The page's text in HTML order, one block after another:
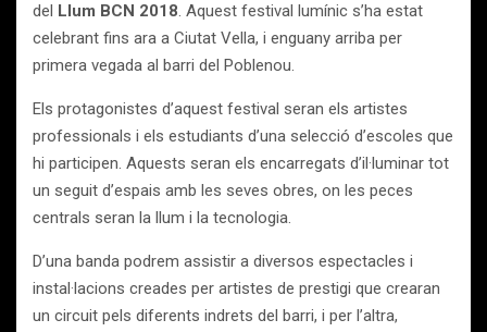
del Llum BCN 2018. Aquest festival lumínic s’ha estat
celebrant fins ara a Ciutat Vella, i enguany arriba per
primera vegada al barri del Poblenou.
Els protagonistes d’aquest festival seran els artistes
professionals i els estudiants d’una selecció d’escoles que
hi participen. Aquests seran els encarregats d’il·luminar tot
un seguit d’espais amb les seves obres, on les peces
centrals seran la llum i la tecnologia.
D’una banda podrem assistir a diversos espectacles i
instal·lacions creades per artistes de prestigi que crearan
un circuit pels diferents indrets del barri, i per l’altra,